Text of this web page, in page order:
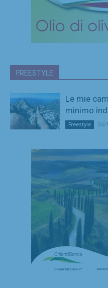
FREESTYLE
Le mie
minimo
Freestyle 06/